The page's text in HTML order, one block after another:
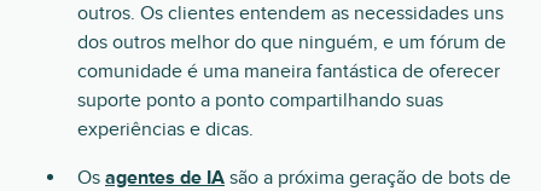
outros. Os clientes entendem as necessidades uns
dos outros melhor do que ninguém, e um fórum de
comunidade é uma maneira fantástica de oferecer
suporte ponto a ponto compartilhando suas
experiências e dicas.
Os agentes de IA são a próxima geração de bots de